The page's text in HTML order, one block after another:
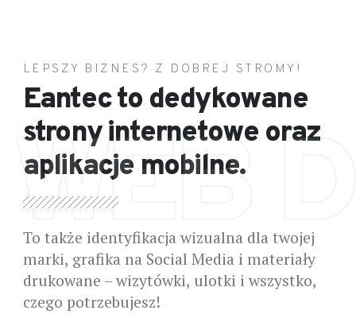
WEB
LEPSZY BIZNES? Z DOBREJ STROMY!
Eantec to dedykowane
strony internetowe oraz
aplikacje mobilne.
To także identyfikacja wizualna dla twojej
marki, grafika na Social Media i materiały
drukowane – wizytówki, ulotki i wszystko,
czego potrzebujesz!